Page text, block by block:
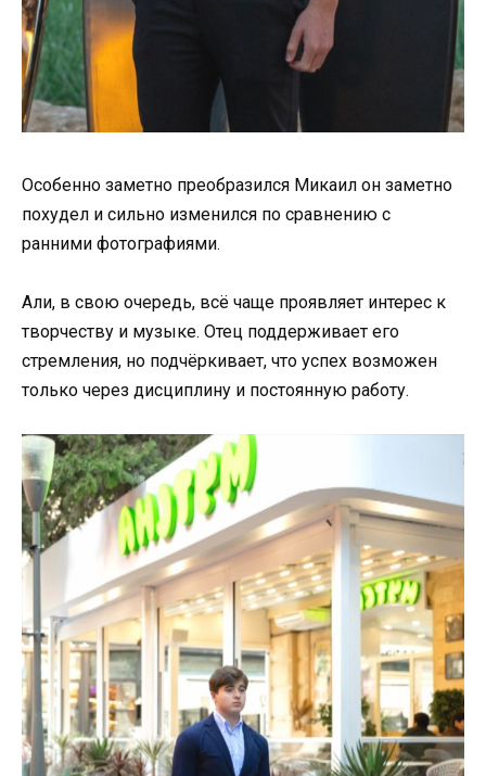
Особенно заметно преобразился Микаил он заметно
похудел и сильно изменился по сравнению с
ранними фотографиями.
Али, в свою очередь, всё чаще проявляет интерес к
творчеству и музыке. Отец поддерживает его
стремления, но подчёркивает, что успех возможен
только через дисциплину и постоянную работу.